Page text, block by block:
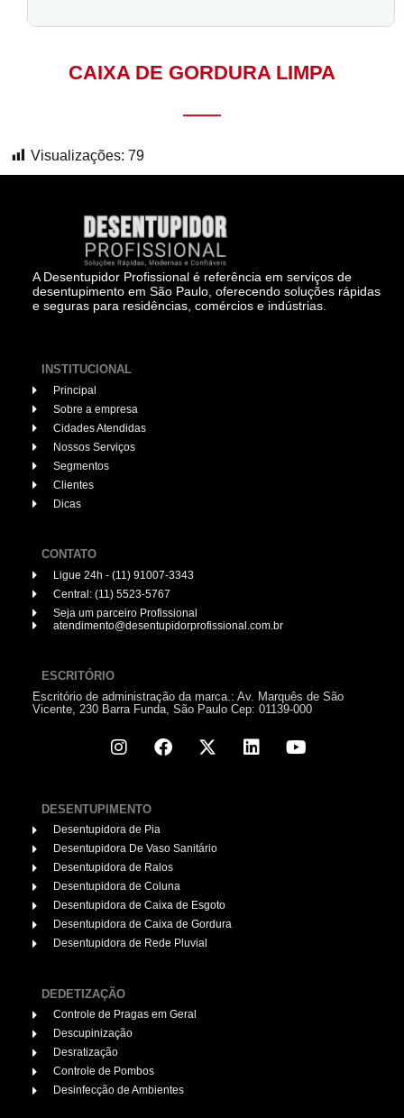
CAIXA DE GORDURA LIMPA
Visualizações: 79
A Desentupidor Profissional é referência em serviços de
desentupimento em São Paulo, oferecendo soluções rápidas
e seguras para residências, comércios e indústrias.
INSTITUCIONAL
Principal
Sobre a empresa
Cidades Atendidas
Nossos Serviços
Segmentos
Clientes
Dicas
CONTATO
Ligue 24h - (11) 91007-3343
Central: (11) 5523-5767
Seja um parceiro Profissional
atendimento@desentupidorprofissional.com.br
ESCRITÓRIO
Escritório de administração da marca.: Av. Marquês de São
Vicente, 230 Barra Funda, São Paulo Cep: 01139-000
DESENTUPIMENTO
Desentupidora de Pia
Desentupidora De Vaso Sanitário
Desentupidora de Ralos
Desentupidora de Coluna
Desentupidora de Caixa de Esgoto
Desentupidora de Caixa de Gordura
Desentupidora de Rede Pluvial
DEDETIZAÇÃO
Controle de Pragas em Geral
Descupinização
Desratização
Controle de Pombos
Desinfecção de Ambientes